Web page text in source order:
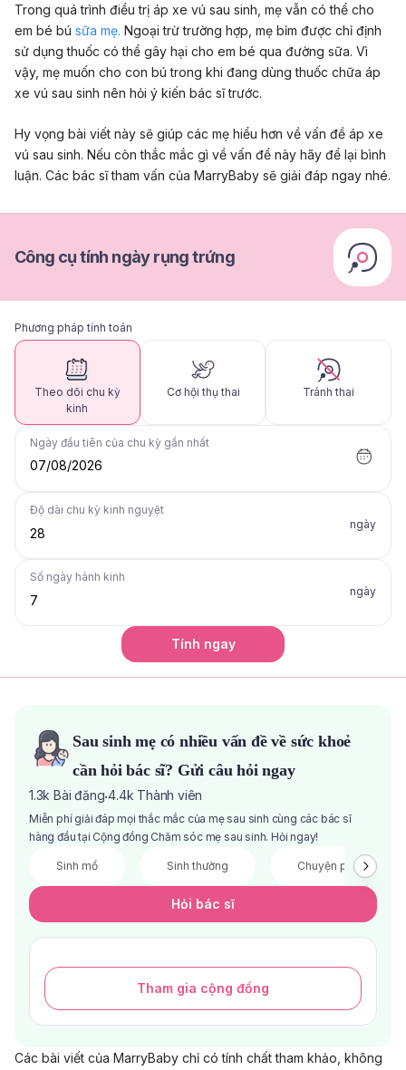
Trong quá trình điều trị áp xe vú sau sinh, mẹ vẫn có thể cho
em bé bú sữa mẹ. Ngoại trừ trường hợp, mẹ bỉm được chỉ định
sử dụng thuốc có thể gây hại cho em bé qua đường sữa. Vì
vậy, mẹ muốn cho con bú trong khi đang dùng thuốc chữa áp
xe vú sau sinh nên hỏi ý kiến bác sĩ trước.
Hy vọng bài viết này sẽ giúp các mẹ hiểu hơn về vấn đề áp xe
vú sau sinh. Nếu còn thắc mắc gì về vấn đề này hãy để lại bình
luận. Các bác sĩ tham vấn của MarryBaby sẽ giải đáp ngay nhé.
Công cụ tính ngày rụng trứng
Phương pháp tính toán
Theo dõi chu kỳ
kinh
Cơ hội thụ thai Tránh thai
Ngày đầu tiên của chu kỳ gần nhất
07/08/2026
Độ dài chu kỳ kinh nguyệt
ngày
Số ngày hành kinh
ngày
Tính ngay
Sau sinh mẹ có nhiều vấn đề về sức khoẻ
cần hỏi bác sĩ? Gửi câu hỏi ngay
1.3k Bài đăng·4.4k Thành viên
Miễn phí giải đáp mọi thắc mắc của mẹ sau sinh cùng các bác sĩ
hàng đầu tại Cộng đồng Chăm sóc mẹ sau sinh. Hỏi ngay!
Sinh mổ Sinh thường Chuyện phòng the
Hỏi bác sĩ
Tham gia cộng đồng
Các bài viết của MarryBaby chỉ có tính chất tham khảo, không